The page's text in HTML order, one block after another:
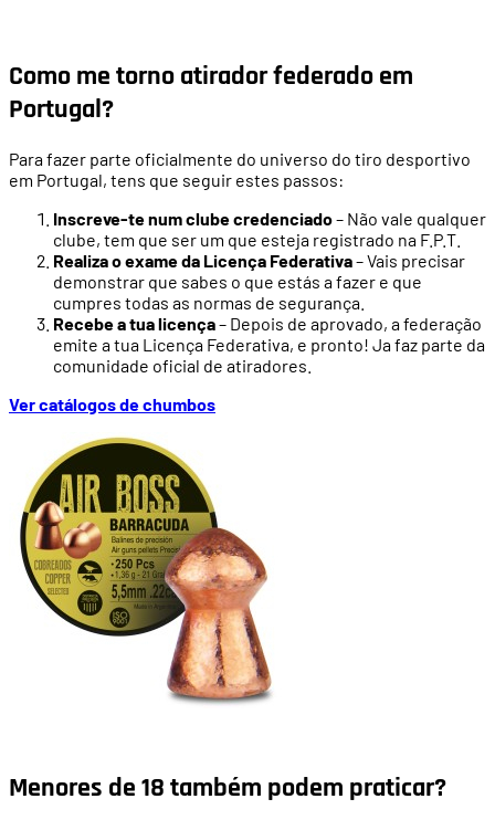
Como me torno atirador federado em
Portugal?
Para fazer parte oficialmente do universo do tiro desportivo
em Portugal, tens que seguir estes passos:
Inscreve-te num clube credenciado– Não vale qualquer
clube, tem que ser um que esteja registrado na F.P.T.
Realiza o exame da Licença Federativa– Vais precisar
demonstrar que sabes o que estás a fazer e que
cumpres todas as normas de segurança.
Recebe a tua licença– Depois de aprovado, a federação
emite a tua Licença Federativa, e pronto! Ja faz parte da
comunidade oficial de atiradores.
Ver catálogos de chumbos
Menores de 18 também podem praticar?